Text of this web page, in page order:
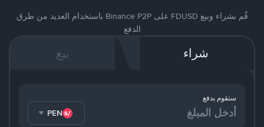
قُم بشراء وبيع FDUSD على Binance P2P باستخدام العديد من طرق
الدفع
شراء بيع
ستقوم بدفع
PEN